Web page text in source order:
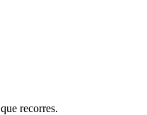
recorres.